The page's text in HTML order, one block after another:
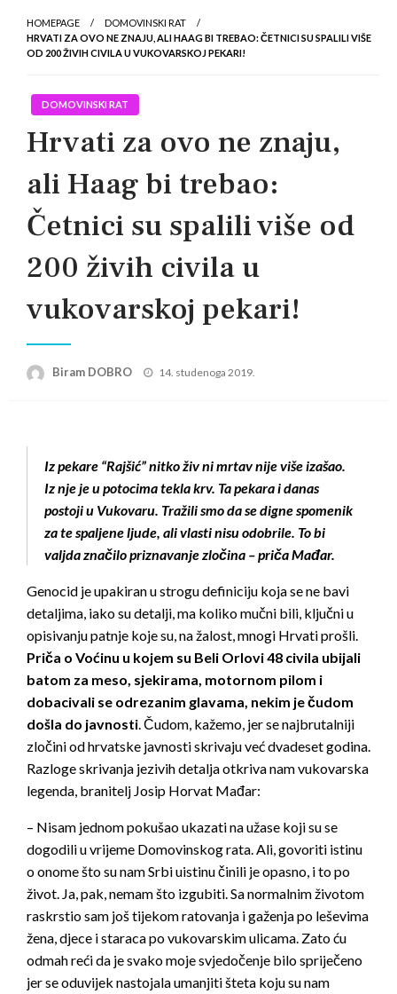
HOMEPAGE
DOMOVINSKI RAT
HRVATI ZA OVO NE ZNAJU, ALI HAAG BI TREBAO: ČETNICI SU SPALILI VIŠE
OD 200 ŽIVIH CIVILA U VUKOVARSKOJ PEKARI!
DOMOVINSKI RAT
Hrvati za ovo ne znaju,
ali Haag bi trebao:
Četnici su spalili više od
200 živih civila u
vukovarskoj pekari!
Biram DOBRO
Posted
14. studenoga 2019.
Iz pekare “Rajšić” nitko živ ni mrtav nije više izašao.
Iz nje je u potocima tekla krv. Ta pekara i danas
postoji u Vukovaru. Tražili smo da se digne spomenik
za te spaljene ljude, ali vlasti nisu odobrile. To bi
valjda značilo priznavanje zločina – priča Mađar.
Genocid je upakiran u strogu definiciju koja se ne bavi
detaljima, iako su detalji, ma koliko mučni bili, ključni u
opisivanju patnje koje su, na žalost, mnogi Hrvati prošli.
Priča o Voćinu u kojem su Beli Orlovi 48 civila ubijali
batom za meso, sjekirama, motornom pilom i
dobacivali se odrezanim glavama, nekim je čudom
došla do javnosti . Čudom, kažemo, jer se najbrutalniji
zločini od hrvatske javnosti skrivaju već dvadeset godina.
Razloge skrivanja jezivih detalja otkriva nam vukovarska
legenda, branitelj Josip Horvat Mađar:
– Nisam jednom pokušao ukazati na užase koji su se
dogodili u vrijeme Domovinskog rata. Ali, govoriti istinu
o onome što su nam Srbi uistinu činili je opasno, i to po
život. Ja, pak, nemam što izgubiti. Sa normalnim životom
raskrstio sam još tijekom ratovanja i gaženja po leševima
žena, djece i staraca po vukovarskim ulicama. Zato ću
odmah reći da je svako moje svjedočenje bilo spriječeno
jer se oduvijek nastojala umanjiti šteta koju su nam